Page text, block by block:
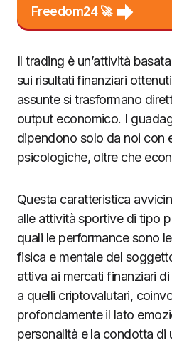
Freedom24 🚀
Il trading è un’attività
sui risultati finanziari
assunte si trasformano
output economico. I
dipendono solo da noi con
psicologiche, oltre che
Questa caratteristica
alle attività sportive di tipo
quali le performance sono
fisica e mentale del
attiva ai mercati finanziari
a quelli criptovalutari,
profondamente il lato
personalità e la condotta di